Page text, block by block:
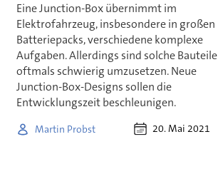
Eine Junction-Box übernimmt im
Elektrofahrzeug, insbesondere in großen
Batteriepacks, verschiedene komplexe
Aufgaben. Allerdings sind solche Bauteile
oftmals schwierig umzusetzen. Neue
Junction-Box-Designs sollen die
Entwicklungszeit beschleunigen.
Martin Probst 20. Mai 2021